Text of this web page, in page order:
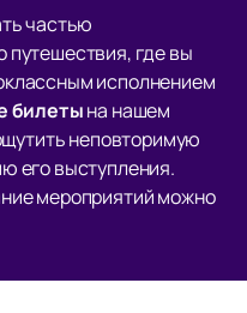
частью
путешествия, где вы
исполнением
билетына нашем
неповторимую
его выступления.
мероприятий можно